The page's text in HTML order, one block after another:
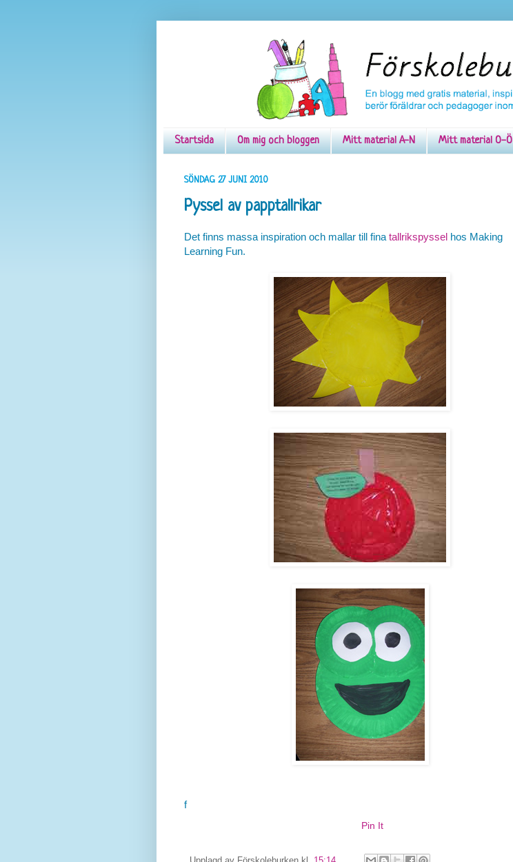
Startsida Om mig och bloggen Mitt material A-N Mitt material O-Ö
SÖNDAG 27 JUNI 2010
Pyssel av papptallrikar
Det finns massa inspiration och mallar till fina tallrikspyssel hos Making
Learning Fun.
f
Pin It